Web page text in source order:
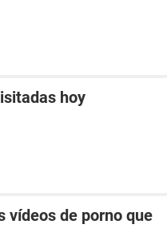
hoy
vídeos de porno que